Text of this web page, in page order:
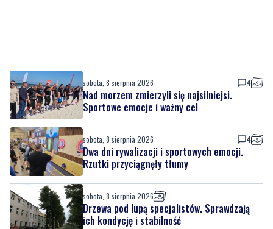
sobota, 8 sierpnia 2026 4
Nad morzem zmierzyli się najsilniejsi.
Sportowe emocje i ważny cel
sobota, 8 sierpnia 2026 4
Dwa dni rywalizacji i sportowych emocji.
Rzutki przyciągnęły tłumy
sobota, 8 sierpnia 2026
Drzewa pod lupą specjalistów. Sprawdzają
ich kondycję i stabilność